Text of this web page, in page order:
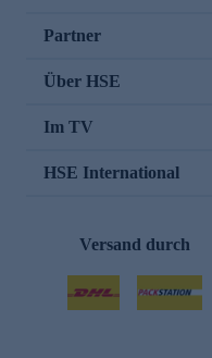
Partner
Über HSE
Im TV
HSE International
Versand durch